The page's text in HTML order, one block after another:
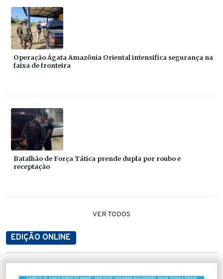
Operação Ágata Amazônia Oriental intensifica segurança na
faixa de fronteira
Batalhão de Força Tática prende dupla por roubo e
receptação
VER TODOS
EDIÇÃO ONLINE